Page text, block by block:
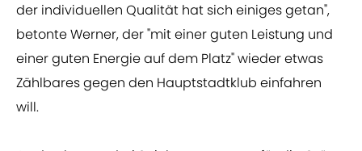
der individuellen Qualität hat sich einiges getan",
betonte Werner, der "mit einer guten Leistung und
einer guten Energie auf dem Platz" wieder etwas
Zählbares gegen den Hauptstadtklub einfahren
will.